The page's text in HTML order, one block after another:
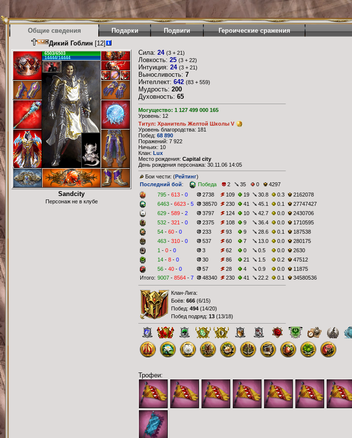
Общие сведения Подарки Подвиги
Героические сражения
Дикий Гоблин [12]
6503/6503
14444/14444
Sandcity
Персонаж не в клубе
Сила: 24 (3 + 21)
Ловкость: 25 (3 + 22)
Интуиция: 24 (3 + 21)
Выносливость: 7
Интеллект: 642 (83 + 559)
Мудрость: 200
Духовность: 65
Могущество: 1 127 499 000 165
Уровень: 12
Титул: Хранитель Желтой Школы V
Уровень благородства: 181
Побед: 68 890
Поражений: 7 922
Ничьих: 10
Клан: Lux
Место рождения: Capital city
День рождения персонажа: 30.11.06 14:05
Бои чести: (Рейтинг)
Последний бой: Победа 2 35 0
4297
795 - 613 - 0 2738 109 19 30.8 0.3
2162078
6463 - 6623 - 5 38570 230 41 45.1 0.1
27747427
629 - 589 - 2 3797 124 10 42.7 0.0
2430706
532 - 321 - 0 2375 108 9 36.4 0.0
1710595
54 - 60 - 0 233 93 9 28.6 0.1
187538
463 - 310 - 0 537 60 7 13.0 0.0
280175
1 - 0 - 0 3 62 0 0.5 0.0
2630
14 - 8 - 0 30 86 21 1.5 0.2
47512
56 - 40 - 0 57 28 4 0.9 0.0
11875
Итого: 9007 - 8564 - 7 48340 230 41 22.2 0.1 34580536
Клан-Лига:
Боёв: 666 (6/15)
Побед: 494 (14/20)
Побед подряд: 13 (13/18)
Трофеи: